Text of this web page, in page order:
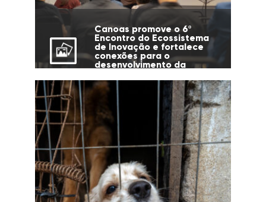
Canoas promove o 6º
Encontro do Ecossistema
de Inovação e fortalece
conexões para o
desenvolvimento da